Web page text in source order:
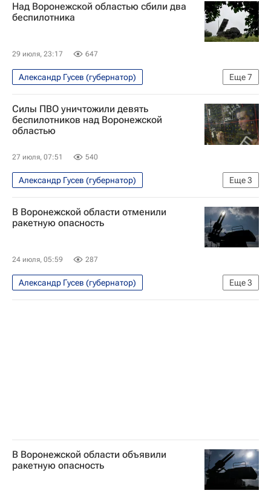
Над Воронежской областью сбили два
беспилотника
29 июля, 23:17 647
Еще7
Александр Гусев (губернатор)
Специальная военная операция на Украине
Безопасность
Воронежская область
Воронеж
Украина
Беспилотники
Силы ПВО уничтожили девять
беспилотников над Воронежской
областью
27 июля, 07:51 540
Еще3
Александр Гусев (губернатор)
Специальная военная операция на Украине
Безопасность
Воронежская область
В Воронежской области отменили
ракетную опасность
24 июля, 05:59 287
Еще3
Александр Гусев (губернатор)
Специальная военная операция на Украине
В Воронежской области объявили
ракетную опасность